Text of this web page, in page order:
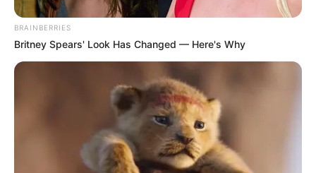
Agente de Saúde é indiciada por falsificar
Câmara dos Deputados: anuênios, triênios,
quinquênios, sexta-parte e licenças-prêmio
entram no debate.
Motos e bicicletas para ACS e ACE: veja o
passo a passo para conseguir o benefício.
BRAINBERRIES
Britney Spears' Look Has Changed — Here's Why